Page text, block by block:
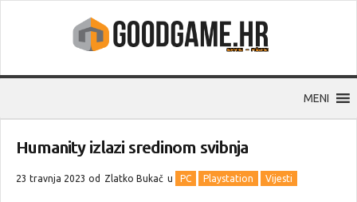
MENI
Humanity izlazi sredinom svibnja
23 travnja 2023 od Zlatko Bukač u PC Playstation Vijesti